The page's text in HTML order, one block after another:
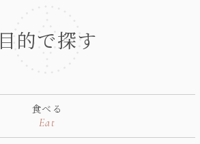
目的で探す
食べる
Eat